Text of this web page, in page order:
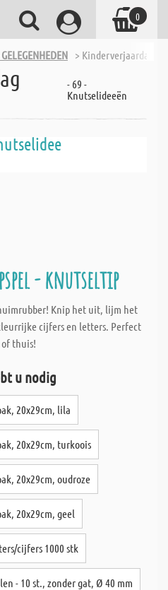
> Kinderverjaardag
- 69 -
Knutselideeën
- knutseltip
Knip het uit, lijm het
cijfers en letters. Perfect
thuis!
u nodig
20x29cm, lila
20x29cm, turkoois
20x29cm, oudroze
20x29cm, geel
cijfers 1000 stk
- 10 st., zonder gat, Ø 40 mm
0